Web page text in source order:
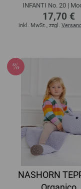
INFANTI No. 20 |
17,70 €
inkl. MwSt., zzgl.
NASHORN